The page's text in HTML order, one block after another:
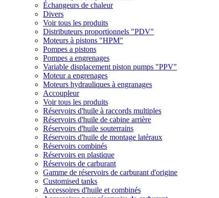
Échangeurs de chaleur
Divers
Voir tous les produits
Distributeurs proportionnels "PDV"
Moteurs à pistons "HPM"
Pompes a pistons
Pompes a engrenages
Variable displacement piston pumps "PPV"
Moteur a engrenages
Moteurs hydrauliques à engranages
Accoupleur
Voir tous les produits
Réservoirs d'huile à raccords multiples
Réservoirs d'huile de cabine arrière
Réservoirs d'huile souterrains
Réservoirs d'huile de montage latéraux
Réservoirs combinés
Réservoirs en plastique
Réservoirs de carburant
Gamme de réservoirs de carburant d'origine
Customised tanks
Accessoires d'huile et combinés